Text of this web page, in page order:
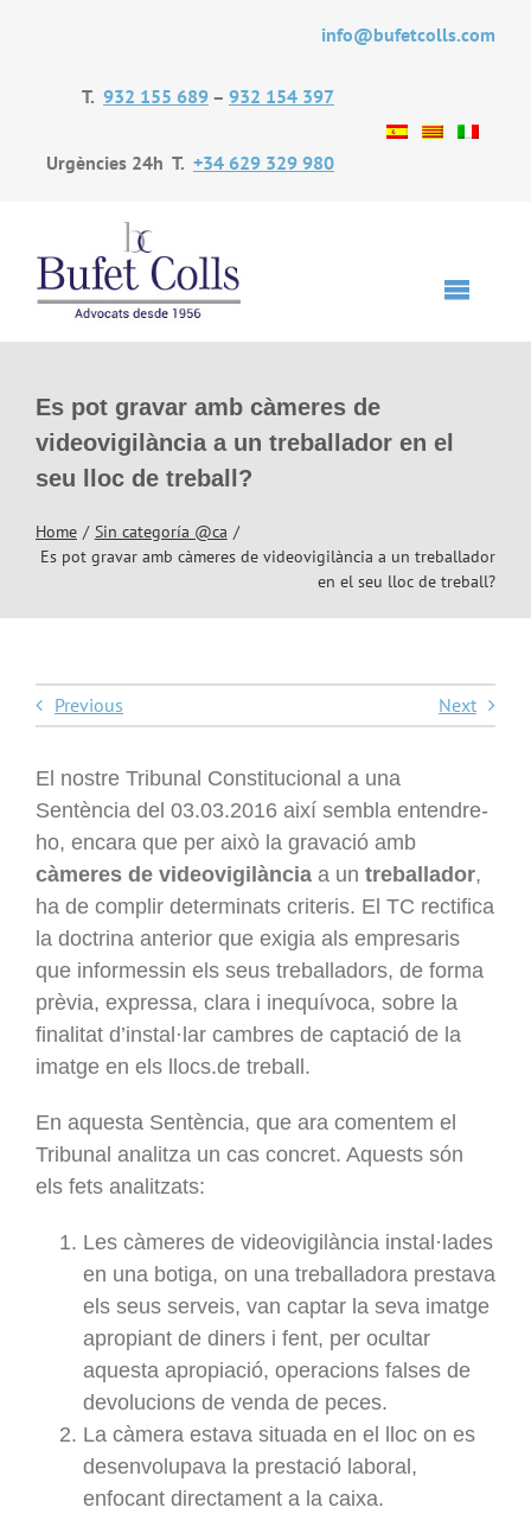
info@bufetcolls.com
T. 932 155 689 – 932 154 397
Urgències 24h T. +34 629 329 980
Toggle
Inici
Bufet
Socis Advocats
Italian Desk
Contacte
Blog
Es pot gravar amb càmeres de
videovigilància a un treballador en el
seu lloc de treball?
Home
Sin categoría @ca
Es pot gravar amb càmeres de videovigilància a un treballador
en el seu lloc de treball?
Previous Next
El nostre Tribunal Constitucional a una
Sentència del 03.03.2016 així sembla entendre-
ho, encara que per això la gravació amb
càmeres de videovigilànciaa un treballador,
ha de complir determinats criteris. El TC rectifica
la doctrina anterior que exigia als empresaris
que informessin els seus treballadors, de forma
prèvia, expressa, clara i inequívoca, sobre la
finalitat d’instal·lar cambres de captació de la
imatge en els llocs.de treball.
En aquesta Sentència, que ara comentem el
Tribunal analitza un cas concret. Aquests són
els fets analitzats:
Les càmeres de videovigilància instal·lades
en una botiga, on una treballadora prestava
els seus serveis, van captar la seva imatge
apropiant de diners i fent, per ocultar
aquesta apropiació, operacions falses de
devolucions de venda de peces.
La càmera estava situada en el lloc on es
desenvolupava la prestació laboral,
enfocant directament a la caixa.